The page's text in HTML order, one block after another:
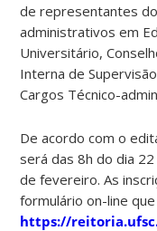
de representantes
administrativos em
Universitário,
Interna de
Cargos Técnico-
De acordo com o
será das 8h do dia
de fevereiro. As
formulário on-line
https://